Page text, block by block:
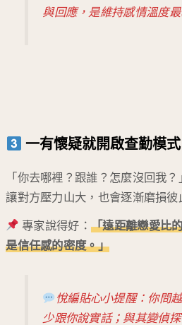
與回應，是維持感情溫度最
一有懷疑就開啟查勤模式
「你去哪裡？跟誰？怎麼沒回我
讓對方壓力山大，也會逐漸磨損彼
專家說得好： 「遠距離戀愛比
是信任感的密度。」
悅編貼心小提醒：你問
少跟你說實話；與其變偵